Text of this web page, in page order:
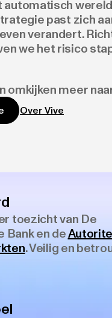
automatisch
past zich
verandert.
we het risico
omkijken meer
Over Vive
toezicht van De
Bank en de
. Veilig en